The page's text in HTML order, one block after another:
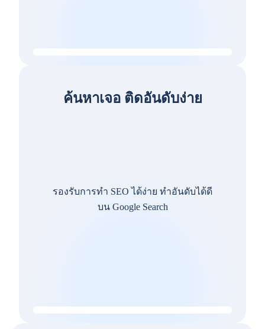
ค้นหาเจอ ติดอันดับง่าย
รองรับการทำ SEO ได้ง่าย ทำอันดับได้ดี
บน Google Search